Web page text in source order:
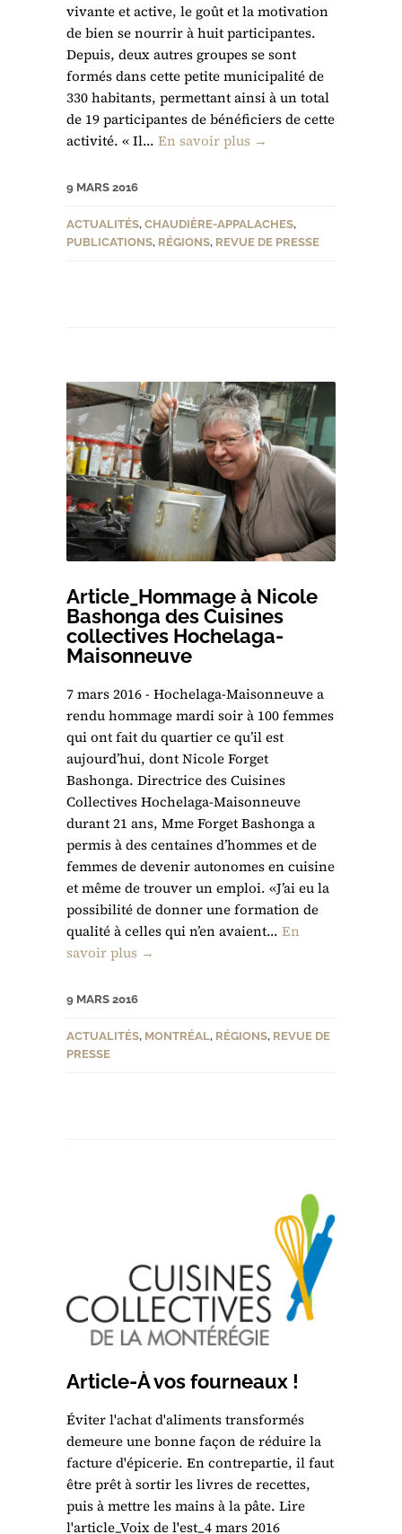
vivante et active, le goût et la motivation
de bien se nourrir à huit participantes.
Depuis, deux autres groupes se sont
formés dans cette petite municipalité de
330 habitants, permettant ainsi à un total
de 19 participantes de bénéficiers de cette
activité. « Il... En savoir plus →
9 MARS 2016
ACTUALITÉS, CHAUDIÈRE-APPALACHES,
PUBLICATIONS, RÉGIONS, REVUE DE PRESSE
Article_Hommage à Nicole
Bashonga des Cuisines
collectives Hochelaga-
Maisonneuve
7 mars 2016 - Hochelaga-Maisonneuve a
rendu hommage mardi soir à 100 femmes
qui ont fait du quartier ce qu’il est
aujourd’hui, dont Nicole Forget
Bashonga. Directrice des Cuisines
Collectives Hochelaga-Maisonneuve
durant 21 ans, Mme Forget Bashonga a
permis à des centaines d’hommes et de
femmes de devenir autonomes en cuisine
et même de trouver un emploi. «J’ai eu la
possibilité de donner une formation de
qualité à celles qui n’en avaient... En
savoir plus →
9 MARS 2016
ACTUALITÉS, MONTRÉAL, RÉGIONS, REVUE DE
PRESSE
Article-À vos fourneaux !
Éviter l'achat d'aliments transformés
demeure une bonne façon de réduire la
facture d'épicerie. En contrepartie, il faut
être prêt à sortir les livres de recettes,
puis à mettre les mains à la pâte. Lire
l'article_Voix de l'est_4 mars 2016